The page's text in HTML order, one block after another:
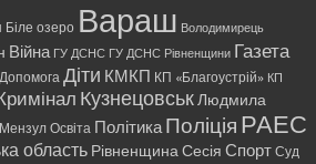
Біле озеро Вараш Володимирець
Війна ГУ ДСНС ГУ ДСНС Рівненщини Газета
Допомога Діти КМКП КП «Благоустрій» КП
Кузнецовськ Людмила
Освіта ПолітикаПоліція РАЕС
область Рівненщина Сесія Спорт Суд